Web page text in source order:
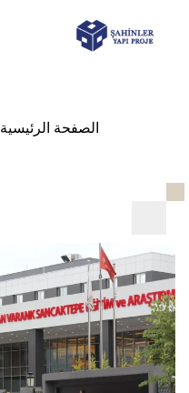
الصفحة الرئيسية